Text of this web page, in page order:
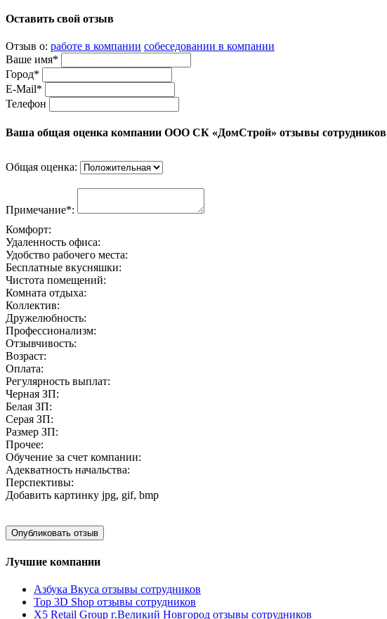
Оставить свой отзыв
Отзыв о: работе в компании собеседовании в компании
Ваше имя*
Город*
E-Mail*
Телефон
Ваша общая оценка компании ООО СК «ДомСтрой» отзывы сотрудников
Общая оценка:
Примечание*:
Комфорт:
Удаленность офиса:
Удобство рабочего места:
Бесплатные вкусняшки:
Чистота помещений:
Комната отдыха:
Коллектив:
Дружелюбность:
Профессионализм:
Отзывчивость:
Возраст:
Оплата:
Регулярность выплат:
Черная ЗП:
Белая ЗП:
Серая ЗП:
Размер ЗП:
Прочее:
Обучение за счет компании:
Адекватность начальства:
Перспективы:
Добавить картинку jpg, gif, bmp
Лучшие компании
Азбука Вкуса отзывы сотрудников
Top 3D Shop отзывы сотрудников
X5 Retail Group г.Великий Новгород отзывы сотрудников